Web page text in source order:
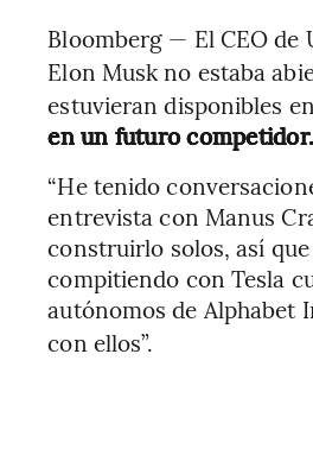
Bloomberg — El CEO de
Elon Musk no estaba
estuvieran disponibles
en un futuro competidor.
“He tenido
entrevista con Manus
construirlo solos, así
compitiendo con Tesla
autónomos de Alphabet
con ellos”.